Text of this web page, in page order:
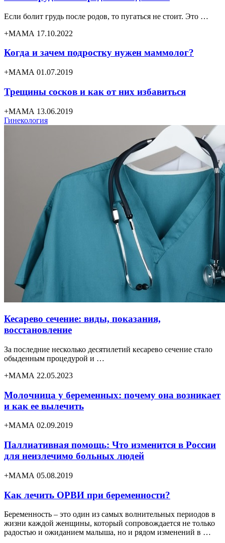
Если болит грудь после родов, то пугаться не стоит. Это …
+МАМА 17.10.2022
Когда и зачем подростку нужен маммолог?
+МАМА 01.07.2019
Трещины сосков и как от них избавиться
+МАМА 13.06.2019
Гинекология
Кесарево сечение: виды, показания,
восстановление
За последние несколько десятилетий кесарево сечение стало
обыденным процедурой и …
+МАМА 22.05.2023
Молочница у беременных: почему она возникает
и как ее вылечить
+МАМА 02.09.2019
Паллиативная помощь: Что изменится в России
для неизлечимо больных людей
+МАМА 05.08.2019
Как лечить ОРВИ при беременности?
Беременность – это один из самых волнительных периодов в
жизни каждой женщины, который сопровождается не только
радостью и ожиданием малыша, но и рядом изменений в …